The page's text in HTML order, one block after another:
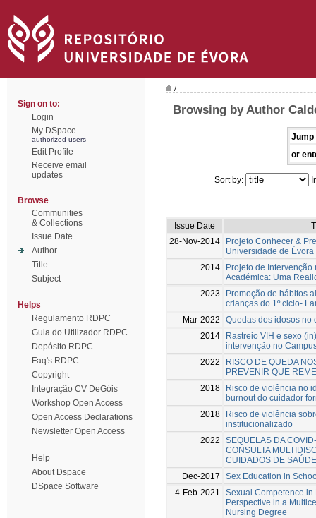
Sign on to:
Login
My DSpace
authorized users
Edit Profile
Receive email
updates
Browse
Communities
& Collections
Issue Date
Author
Title
Subject
Helps
Regulamento RDPC
Guia do Utilizador RDPC
Depósito RDPC
Faq's RDPC
Copyright
Integração CV DeGóis
Workshop Open Access
Open Access Declarations
Newsletter Open Access
Help
About Dspace
DSpace Software
/
Browsing by Author
Jump
or
Sort by:
Issue Date
28-Nov-2014
Projeto Conhecer &
Universidade de Évora
2014
Projeto de
Académica: Uma
2023
Promoção de hábitos
crianças do 1º ciclo-
Mar-2022
Quedas dos idosos no
2014
Rastreio VIH e sexo
intervenção no
2022
RISCO DE QUEDA
PREVENIR QUE
2018
Risco de violência no
burnout do cuidador
2018
Risco de violência
institucionalizado
2022
SEQUELAS DA
CONSULTA
CUIDADOS DE
Dec-2017
Sex Education in
4-Feb-2021
Sexual Competence
Perspective in a
Nursing Degree